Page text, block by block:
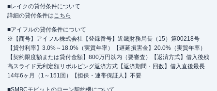
■レイクの貸付条件について
詳細の貸付条件はこちら
■アイフルの貸付条件について
※【商号】アイフル株式会社【登録番号】近畿財務局長（15）第00218号
【貸付利率】3.0%～18.0%（実質年率）【遅延損害金】20.0%（実質年率）
【契約限度額または貸付金額】800万円以内（要審査）【返済方式】借入後残
高スライド元利定額リボルビング返済方式【返済期間・回数】借入直後最長
14年6ヶ月（1～151回）【担保・連帯保証人】不要
■SMBCモビットのローン契約機について